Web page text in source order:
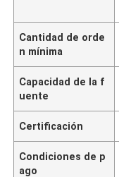
Cantidad de orde
n mínima
Capacidad de la f
uente
Certificación
Condiciones de p
ago